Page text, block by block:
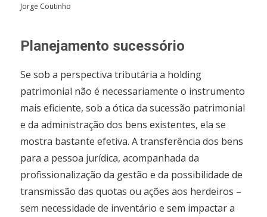
Jorge Coutinho
Planejamento sucessório
Se sob a perspectiva tributária a holding
patrimonial não é necessariamente o instrumento
mais eficiente, sob a ótica da sucessão patrimonial
e da administração dos bens existentes, ela se
mostra bastante efetiva. A transferência dos bens
para a pessoa jurídica, acompanhada da
profissionalização da gestão e da possibilidade de
transmissão das quotas ou ações aos herdeiros –
sem necessidade de inventário e sem impactar a